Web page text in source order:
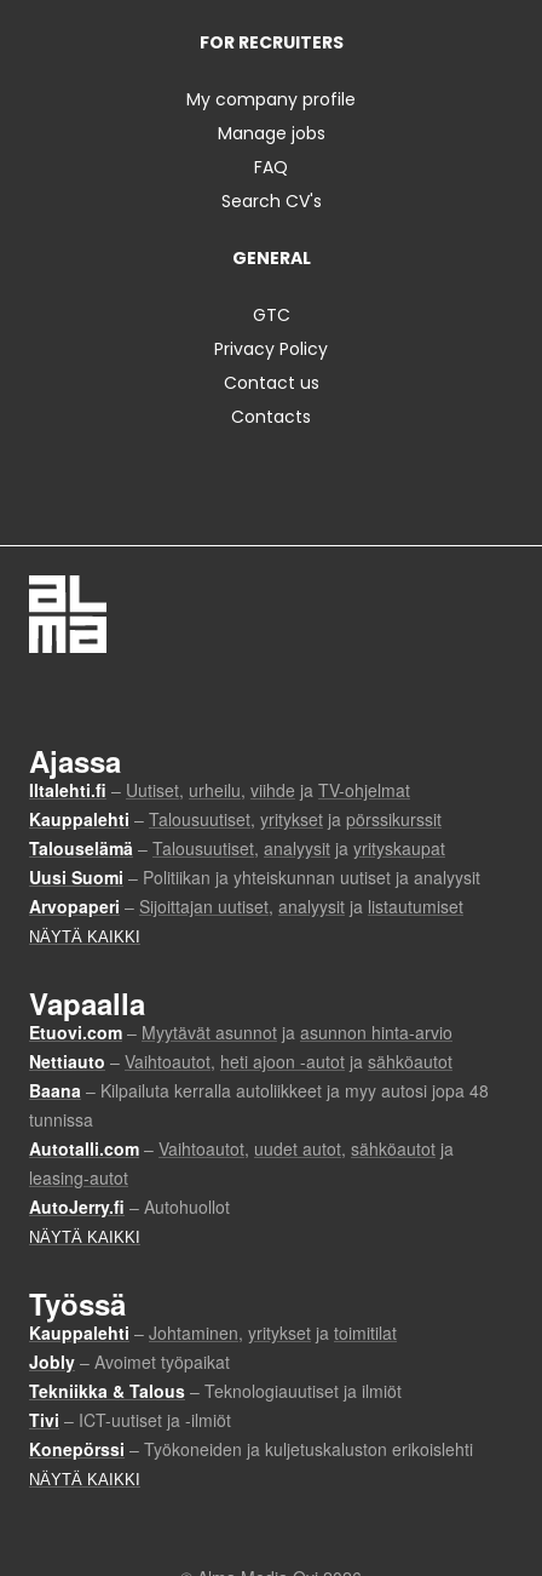
FOR RECRUITERS
My company profile
Manage jobs
FAQ
Search CV's
GENERAL
GTC
Privacy Policy
Contact us
Contacts